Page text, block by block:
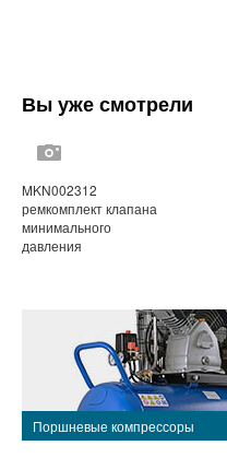
Вы уже смотрели
MKN002312
ремкомплект клапана
минимального
давления
Поршневые компрессоры